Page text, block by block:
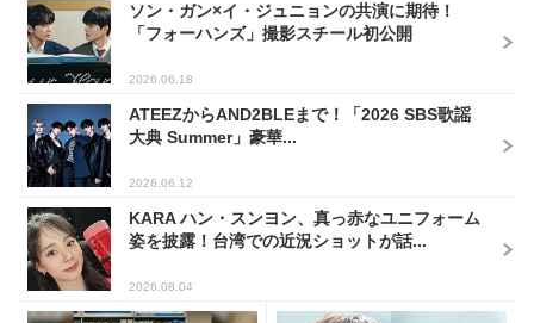
ソン・ガン×イ・ジュニョンの共演に期待！
「フォーハンズ」撮影スチール初公開
2026.06.18
ATEEZからAND2BLEまで！「2026 SBS歌謡
大典 Summer」豪華...
2026.06.12
KARA ハン・スンヨン、真っ赤なユニフォーム
姿を披露！台湾での近況ショットが話...
2026.08.04